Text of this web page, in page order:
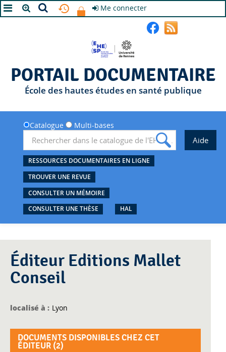
Me connecter
PORTAIL DOCUMENTAIRE
École des hautes études en santé publique
Catalogue Multi-bases
RESSOURCES DOCUMENTAIRES EN LIGNE
TROUVER UNE REVUE
CONSULTER UN MÉMOIRE
CONSULTER UNE THÈSE
HAL
Éditeur Editions Mallet
Conseil
localisé à : Lyon
DOCUMENTS DISPONIBLES CHEZ CET
ÉDITEUR (2)